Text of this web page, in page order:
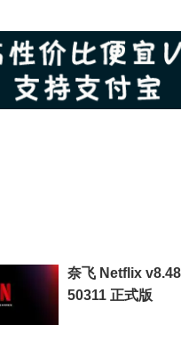
奈飞 Netflix
50311 正式版